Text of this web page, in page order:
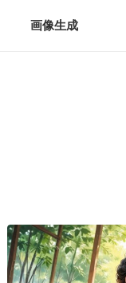
画像生成